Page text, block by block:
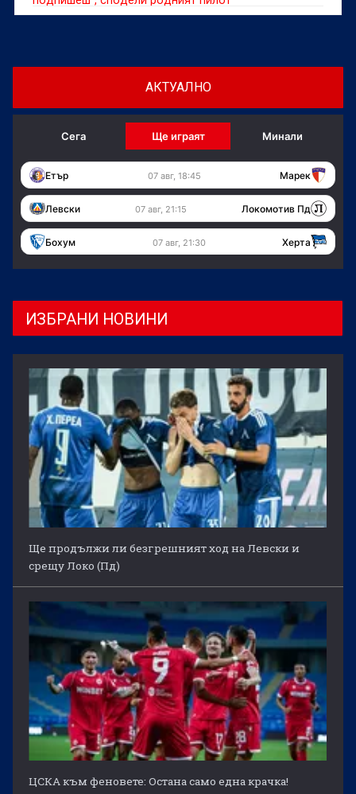
АКТУАЛНО
Сега Ще играят Минали
Етър 07 авг, 18:45 Марек
Левски 07 авг, 21:15 Локомотив Пд
Бохум 07 авг, 21:30 Херта
ИЗБРАНИ НОВИНИ
Ще продължи ли безгрешният ход на Левски и
срещу Локо (Пд)
ЦСКА към феновете: Остана само една крачка!